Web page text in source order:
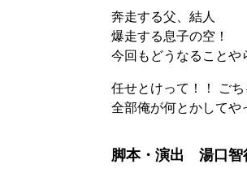
奔⾛する⽗、結⼈
爆⾛する息⼦の空！
今回もどうなること
任せとけって！！ ご
全部俺が何とかしてや
脚本・演出 湯⼝智